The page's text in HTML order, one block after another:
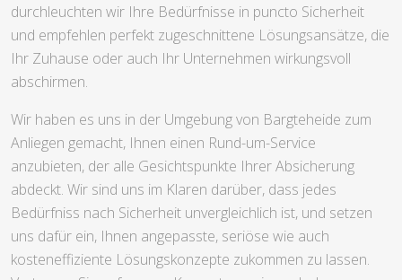
durchleuchten wir Ihre Bedürfnisse in puncto Sicherheit
und empfehlen perfekt zugeschnittene Lösungsansätze, die
Ihr Zuhause oder auch Ihr Unternehmen wirkungsvoll
abschirmen.
Wir haben es uns in der Umgebung von Bargteheide zum
Anliegen gemacht, Ihnen einen Rund-um-Service
anzubieten, der alle Gesichtspunkte Ihrer Absicherung
abdeckt. Wir sind uns im Klaren darüber, dass jedes
Bedürfniss nach Sicherheit unvergleichlich ist, und setzen
uns dafür ein, Ihnen angepasste, seriöse wie auch
kosteneffiziente Lösungskonzepte zukommen zu lassen.